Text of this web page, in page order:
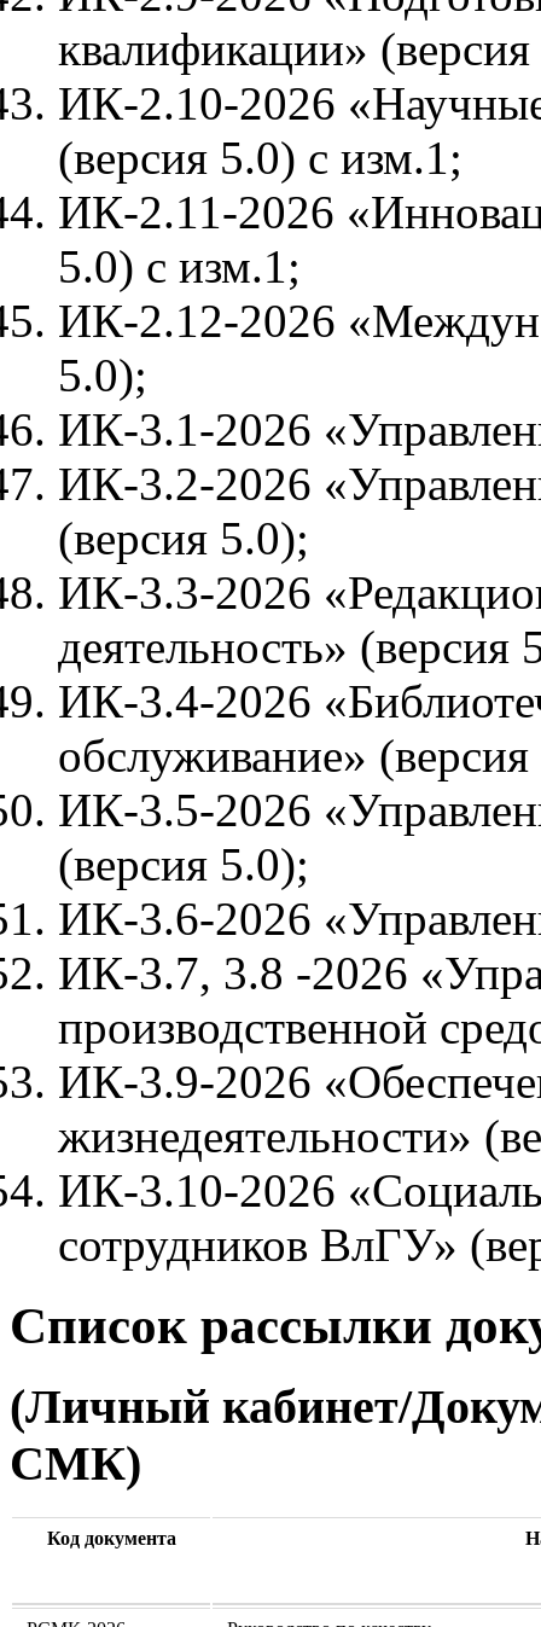
квалификации»
ИК-2.10-2026 «Научные
(версия 5.0) с изм.1;
ИК-2.11-2026
5.0) с изм.1;
ИК-2.12-2026
5.0);
ИК-3.1-2026
ИК-3.2-2026
(версия 5.0);
ИК-3.3-2026
деятельность» (версия
ИК-3.4-2026
обслуживание»
ИК-3.5-2026
(версия 5.0);
ИК-3.6-2026
ИК-3.7, 3.8 -2026
производственной
ИК-3.9-2026
жизнедеятельности»
ИК-3.10-2026
сотрудников ВлГУ»
Список рассылки
(Личный кабинет/
СМК)
Код документа